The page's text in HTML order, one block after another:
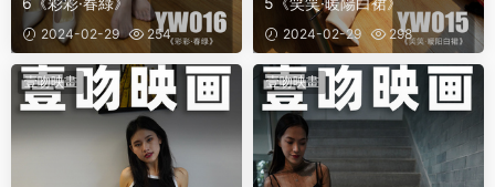
2024-02-29 254 2024-02-29 298
壹吻映畫 壹吻映畫